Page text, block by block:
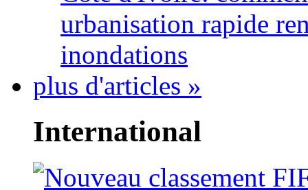
urbanisation rapide
inondations
plus d'articles »
International